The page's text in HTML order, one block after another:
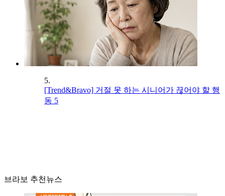
5.
[Trend&Bravo] 거절 못 하는 시니어가 끊어야 할 행
동 5
브라보 추천뉴스